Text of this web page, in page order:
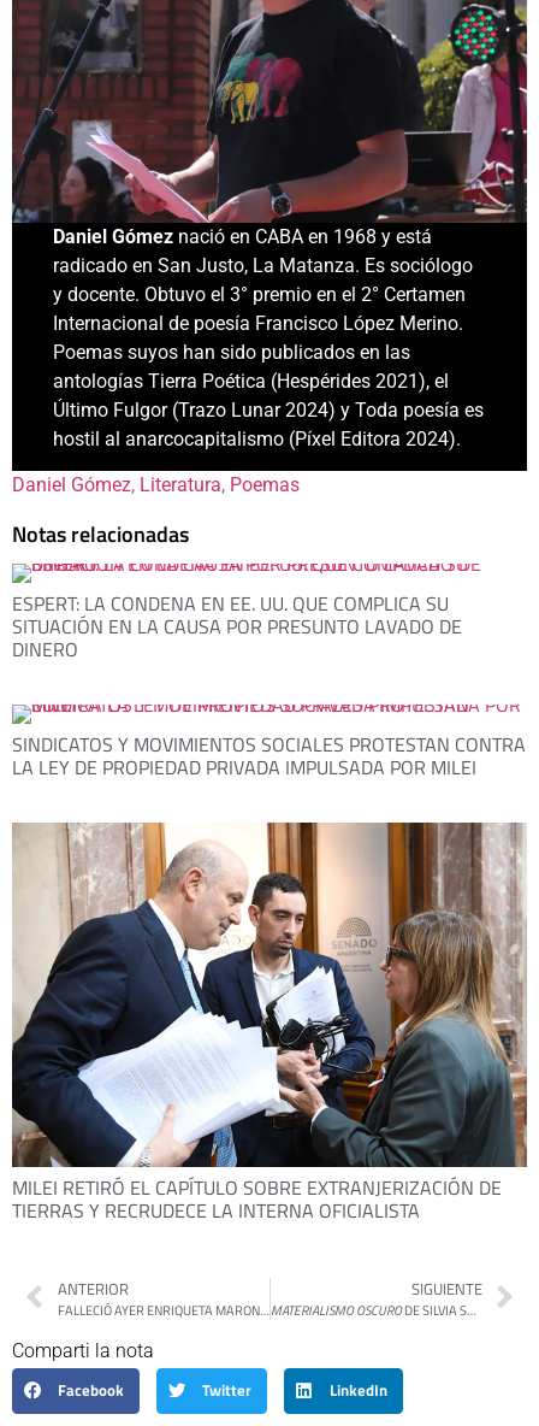
Daniel Gómez nació en CABA en 1968 y está
radicado en San Justo, La Matanza. Es sociólogo
y docente. Obtuvo el 3° premio en el 2° Certamen
Internacional de poesía Francisco López Merino.
Poemas suyos han sido publicados en las
antologías Tierra Poética (Hespérides 2021), el
Último Fulgor (Trazo Lunar 2024) y Toda poesía es
hostil al anarcocapitalismo (Píxel Editora 2024).
Daniel Gómez, Literatura, Poemas
Notas relacionadas
ESPERT: LA CONDENA EN EE. UU. QUE COMPLICA SU
SITUACIÓN EN LA CAUSA POR PRESUNTO LAVADO DE
DINERO
SINDICATOS Y MOVIMIENTOS SOCIALES PROTESTAN CONTRA
LA LEY DE PROPIEDAD PRIVADA IMPULSADA POR MILEI
MILEI RETIRÓ EL CAPÍTULO SOBRE EXTRANJERIZACIÓN DE
TIERRAS Y RECRUDECE LA INTERNA OFICIALISTA
ANTERIOR
FALLECIÓ AYER ENRIQUETA MARONI, EXPRESIDENTA DE MADRES DE PLAZA DE MAYO LÍNEA FUNDADORA
SIGUIENTE
MATERIALISMO OSCURODE SILVIA SCHWARZBÖCK
Comparti la nota
Facebook
Twitter LinkedIn